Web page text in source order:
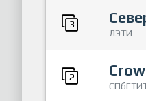
3
ЛЭТИ
2